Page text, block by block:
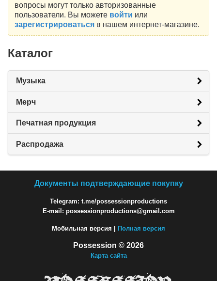
вопросы могут только авторизованные
пользователи. Вы можете войти или
зарегистрироватьсяв нашем интернет-магазине.
Каталог
Музыка
Мерч
Печатная продукция
Распродажа
Документы подтверждающие покупку
Telegram: t.me/possessionproductions
E-mail: possessionproductions@gmail.com
Мобильная версия | Полная версия
Possession © 2026
Карта сайта